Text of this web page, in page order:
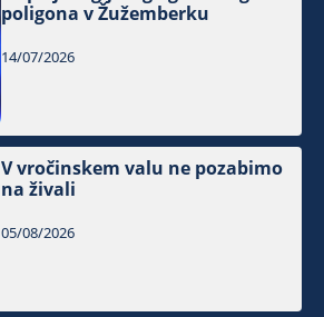
poligona v Žužemberku
14/07/2026
V vročinskem valu ne pozabimo
na živali
05/08/2026